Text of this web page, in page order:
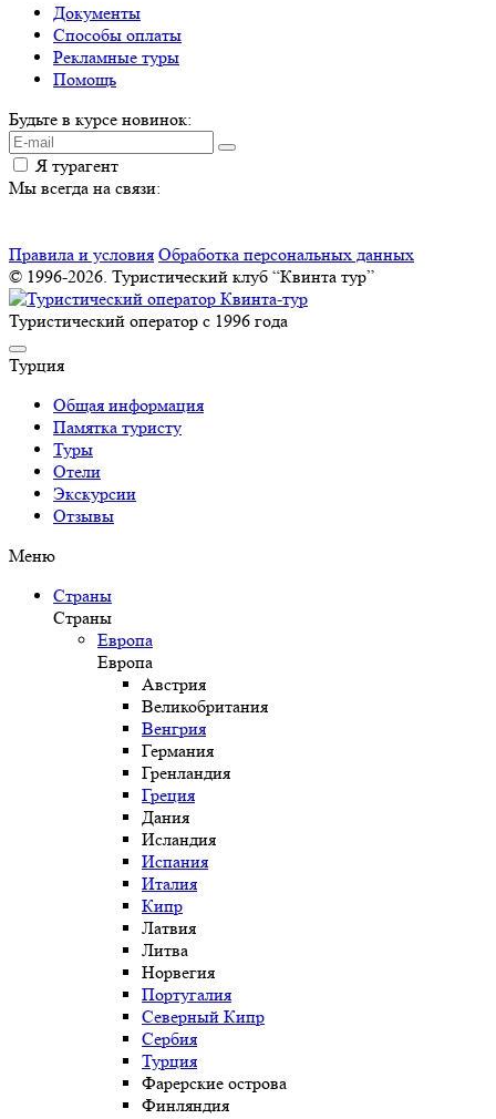
Документы
Способы оплаты
Рекламные туры
Помощь
Будьте в курсе новинок:
Я турагент
Мы всегда на связи:
Правила и условия Обработка персональных данных
© 1996-2026. Туристический клуб “Квинта тур”
Туристический оператор с 1996 года
Турция
Общая информация
Памятка туристу
Туры
Отели
Экскурсии
Отзывы
Меню
Страны
Страны
Европа
Европа
Австрия
Великобритания
Венгрия
Германия
Гренландия
Греция
Дания
Исландия
Испания
Италия
Кипр
Латвия
Литва
Норвегия
Португалия
Северный Кипр
Сербия
Турция
Фарерские острова
Финляндия